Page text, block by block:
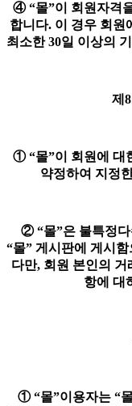
④ “몰”이 회원자격
합니다. 이 경우 회원
최소한 30일 이상의
제
① “몰”이 회원에 대
약정하여 지정
② “몰”은 불특정다
“몰” 게시판에 게시
다만, 회원 본인의
항에 대
① “몰”이용자는 “